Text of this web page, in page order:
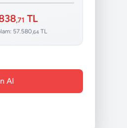
,71 TL
57.580 ,64 TL
Al